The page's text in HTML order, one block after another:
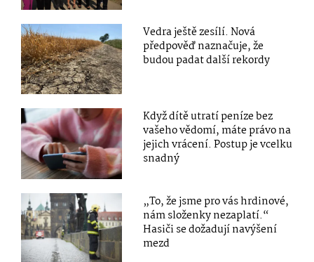
Vedra ještě zesílí. Nová
předpověď naznačuje, že
budou padat další rekordy
Když dítě utratí peníze bez
vašeho vědomí, máte právo na
jejich vrácení. Postup je vcelku
snadný
„To, že jsme pro vás hrdinové,
nám složenky nezaplatí.“
Hasiči se dožadují navýšení
mezd